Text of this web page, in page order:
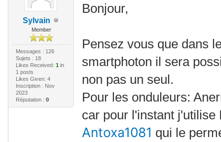
Sylvain
Member
Messages : 126
Sujets : 18
Likes Received: 1in
1 posts
Likes Given: 4
Inscription : Nov
2023
Réputation : 0
Bonjour,
Pensez vous que dans
smartphoton il sera
non pas un seul.
Pour les onduleurs:
car pour l'instant
Antoxa1081 qui le